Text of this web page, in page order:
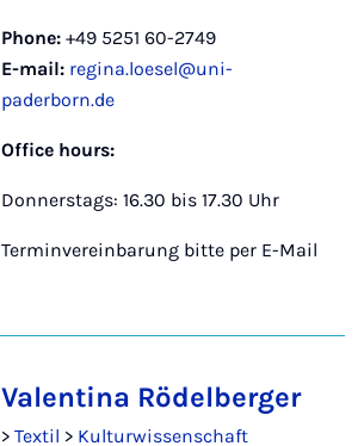
Phone: +49 5251 60-2749
E-mail: regina.loesel@uni-
paderborn.de
Office hours:
Donnerstags: 16.30 bis 17.30 Uhr
Terminvereinbarung bitte per E-Mail
Valentina Rödelberger
> Textil > Kulturwissenschaft